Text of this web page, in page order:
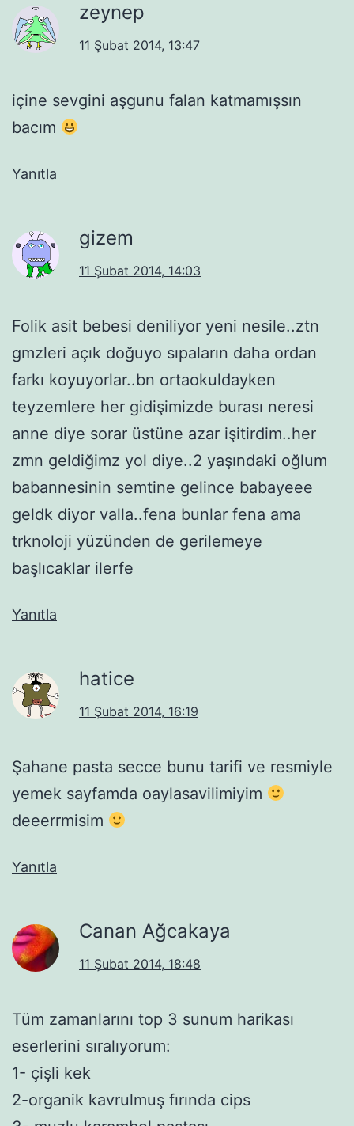
zeynep
11 Şubat 2014, 13:47
içine sevgini aşgunu falan katmamışsın
bacım
Yanıtla
gizem
11 Şubat 2014, 14:03
Folik asit bebesi deniliyor yeni nesile..ztn
gmzleri açık doğuyo sıpaların daha ordan
farkı koyuyorlar..bn ortaokuldayken
teyzemlere her gidişimizde burası neresi
anne diye sorar üstüne azar işitirdim..her
zmn geldiğimz yol diye..2 yaşındaki oğlum
babannesinin semtine gelince babayeee
geldk diyor valla..fena bunlar fena ama
trknoloji yüzünden de gerilemeye
başlıcaklar ilerfe
Yanıtla
hatice
11 Şubat 2014, 16:19
Şahane pasta secce bunu tarifi ve resmiyle
yemek sayfamda oaylasavilimiyim
deeerrmisim
Yanıtla
Canan Ağcakaya
11 Şubat 2014, 18:48
Tüm zamanlarını top 3 sunum harikası
eserlerini sıralıyorum:
1- çişli kek
2-organik kavrulmuş fırında cips